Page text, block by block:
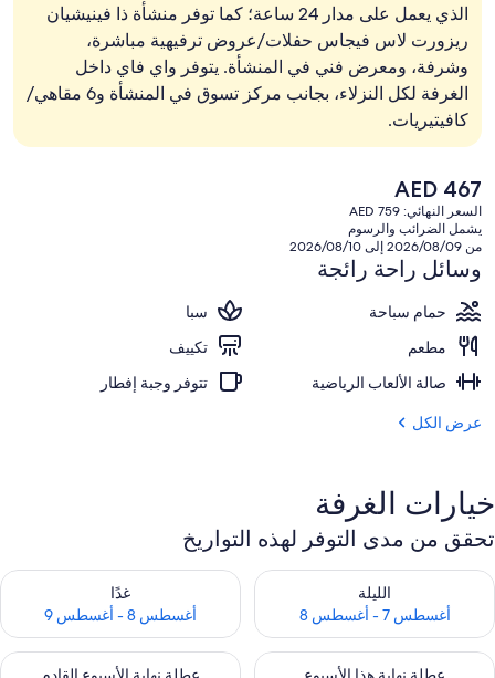
الذي يعمل على مدار 24 ساعة؛ كما توفر منشأة ذا فينيشيان
ريزورت لاس فيجاس حفلات/عروض ترفيهية مباشرة،
وشرفة، ومعرض فني في المنشأة. يتوفر واي فاي داخل
الغرفة لكل النزلاء، بجانب مركز تسوق في المنشأة و6 مقاهي/
كافيتيريات.
السعر
الحالي
هو
AED
467
AED 467
السعر النهائي: AED 759
يشمل الضرائب والرسوم
من 2026/08/09 إلى 2026/08/10
وسائل راحة رائجة
حمام سباحة
سبا
مطعم
تكييف
صالة الألعاب الرياضية
تتوفر وجبة إفطار
عرض الكل
خيارات الغرفة
تحقق من مدى التوفر لهذه التواريخ
الليلة
أغسطس 7 - أغسطس 8
تحقق من مدى التوفر لليلة للفترة أغسطس 7 - أغسطس 8
غدًا
أغسطس 8 - أغسطس 9
تحقق من مدى التوفر لغد للفترة أغسطس
تحقق من مدى التوفر لعطلة نهاية هذا الأسبوع للفترة أغسطس 7 - أغسطس 9
تحقق من مدى التوفر لعطلة نهاية